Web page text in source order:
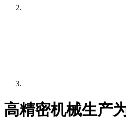
高精密机械生产